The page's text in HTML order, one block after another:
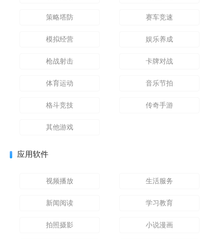
策略塔防 赛车竞速
模拟经营 娱乐养成
枪战射击 卡牌对战
体育运动 音乐节拍
格斗竞技 传奇手游
其他游戏
应用软件
视频播放 生活服务
新闻阅读 学习教育
拍照摄影 小说漫画